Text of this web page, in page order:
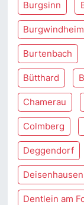
Burgsinn
Burgwindheim
Burtenbach
Bütthard
Chamerau
Colmberg
Deggendorf
Deisenhausen
Dentlein am